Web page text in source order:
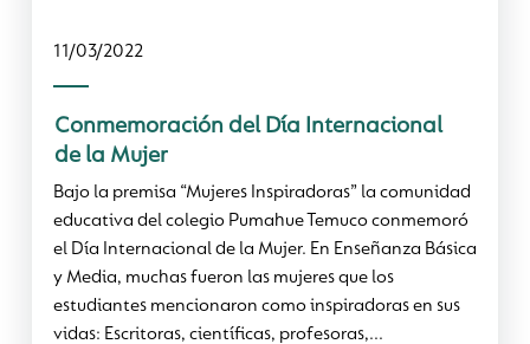
11/03/2022
Conmemoración del Día Internacional
de la Mujer
Bajo la premisa “Mujeres Inspiradoras” la comunidad
educativa del colegio Pumahue Temuco conmemoró
el Día Internacional de la Mujer. En Enseñanza Básica
y Media, muchas fueron las mujeres que los
estudiantes mencionaron como inspiradoras en sus
vidas: Escritoras, científicas, profesoras,...